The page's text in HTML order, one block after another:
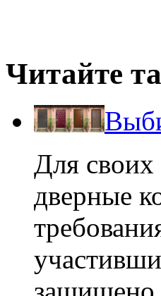
Читайте
Для
дверные